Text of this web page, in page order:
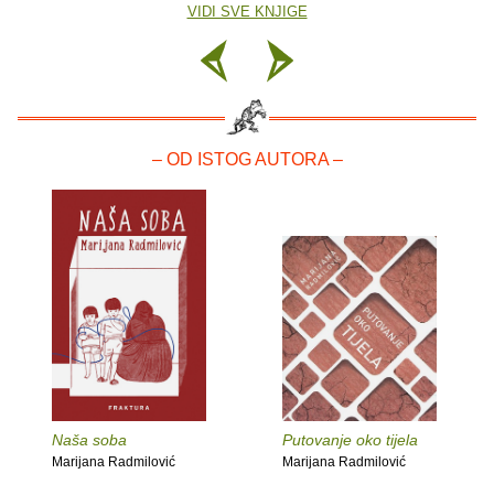
VIDI SVE KNJIGE
– OD ISTOG AUTORA –
Naša soba
Marijana Radmilović
Putovanje oko tijela
Marijana Radmilović